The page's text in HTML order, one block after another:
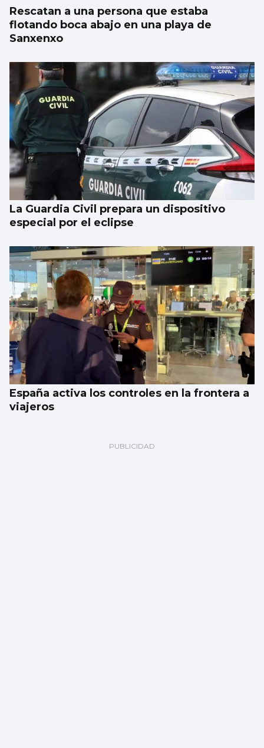
Rescatan a una persona que estaba
flotando boca abajo en una playa de
Sanxenxo
La Guardia Civil prepara un dispositivo
especial por el eclipse
España activa los controles en la frontera a
viajeros